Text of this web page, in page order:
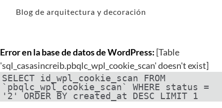
Blog de arquitectura y decoración
Error en la base de datos de WordPress: [Table
'sql_casasincreib.pbqlc_wpl_cookie_scan' doesn't exist]
SELECT id_wpl_cookie_scan FROM
`pbqlc_wpl_cookie_scan` WHERE status =
'2' ORDER BY created_at DESC LIMIT 1